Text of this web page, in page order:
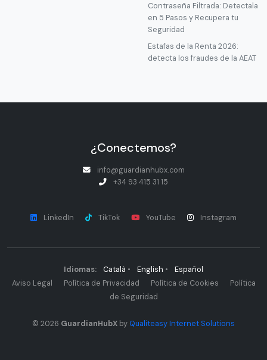
Contraseña Filtrada: Detectala
en 5 Pasos y Recupera tu
Seguridad
Estafas de la Renta 2026:
detecta los fraudes de la AEAT
¿Conectemos?
info@guardianhubx.com
+34 93 415 31 15
LinkedIn TikTok YouTube Instagram
Idiomas: Català • English •
Español
Aviso Legal
Política de Privacidad Política de Cookies
Política
de Seguridad
© 2026 GuardianHubX by Qualiteasy Internet Solutions